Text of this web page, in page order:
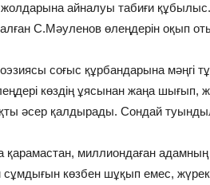
жолдарына айналуы табиғи
С.Мәуленов өлеңдерін оқып
соғыс құрбандарына мәңгі
көздің ұясынан жаңа шығып,
әсер қалдырады. Сондай
миллиондаған
көзбен шұқып емес,